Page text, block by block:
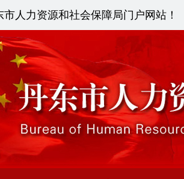
人力资源和社会保障局门户网站！